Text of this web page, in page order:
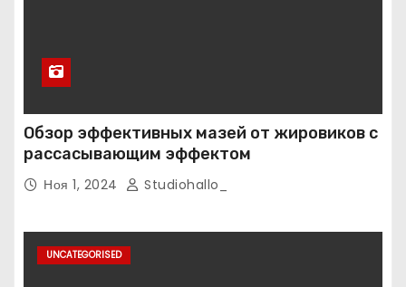
Обзор эффективных мазей от жировиков с
рассасывающим эффектом
Ноя 1, 2024 Studiohallo_
UNCATEGORISED